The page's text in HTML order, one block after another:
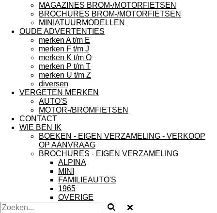
MAGAZINES BROM-/MOTORFIETSEN
BROCHURES BROM-/MOTORFIETSEN
MINIATUURMODELLEN
OUDE ADVERTENTIES
merken A t/m E
merken F t/m J
merken K t/m O
merken P t/m T
merken U t/m Z
diversen
VERGETEN MERKEN
AUTO'S
MOTOR-/BROMFIETSEN
CONTACT
WIE BEN IK
BOEKEN - EIGEN VERZAMELING - VERKOOP
OP AANVRAAG
BROCHURES - EIGEN VERZAMELING
ALPINA
MINI
FAMILIEAUTO'S
1965
OVERIGE